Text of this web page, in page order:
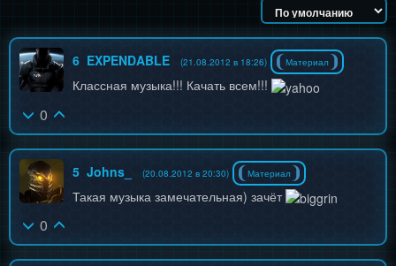
6 EXPENDABLE (21.08.2012 в 18:26) Материал
Классная музыка!!! Качать всем!!!
0
5 Johns_ (20.08.2012 в 20:30) Материал
Такая музыка замечательная) зачёт
0